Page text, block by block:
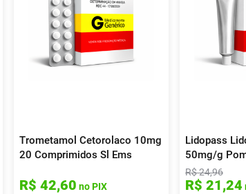
Trometamol Cetorolaco 10mg
20 Comprimidos Sl Ems
R$ 42,60 no PIX
Lidopass
50mg/g
R$24,96
R$ 21,24